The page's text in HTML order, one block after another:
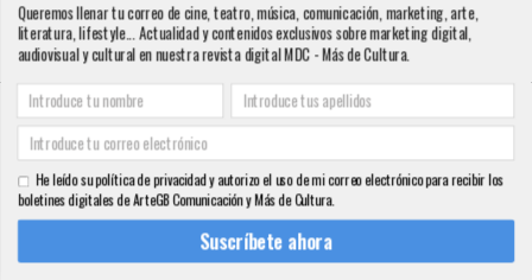
Copyright 2000 - 2016 ArteGB | Todos los derechos reservados |Aviso legal -
Condiciones de Venta y Privacidad - Política de Cookies
info@artegb.com - 915 221 343.
Twitter YouTubePinterestInstagram
Queremos llenar tu correo de cine, teatro, música, comunicación, marketing, arte,
literatura, lifestyle... Actualidad y contenidos exclusivos sobre marketing digital,
audiovisual y cultural en nuestra revista digital MDC - Más de Cultura.
Suscríbete ahora
He leído su política de privacidad y autorizo el uso de mi correo electrónico para recibir los
boletines digitales de ArteGB Comunicación y Más de Cultura.